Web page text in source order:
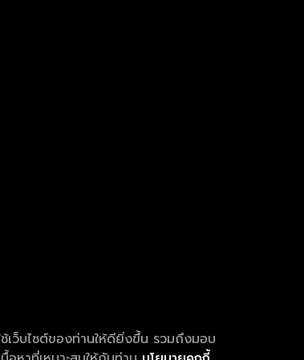
เว็บไซต์ของท่านให้ดียิ่งขึ้น รวมถึงมอบ